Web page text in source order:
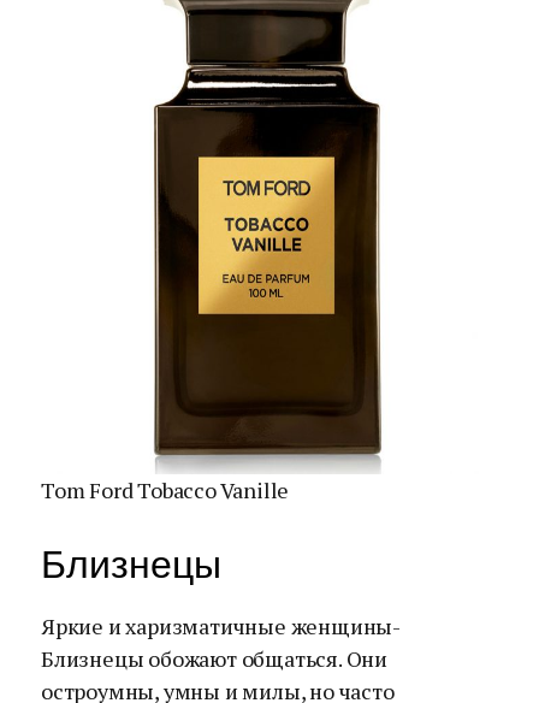
Tom Ford Tobacco Vanille
Близнецы
Яркие и харизматичные женщины-
Близнецы обожают общаться. Они
остроумны, умны и милы, но часто